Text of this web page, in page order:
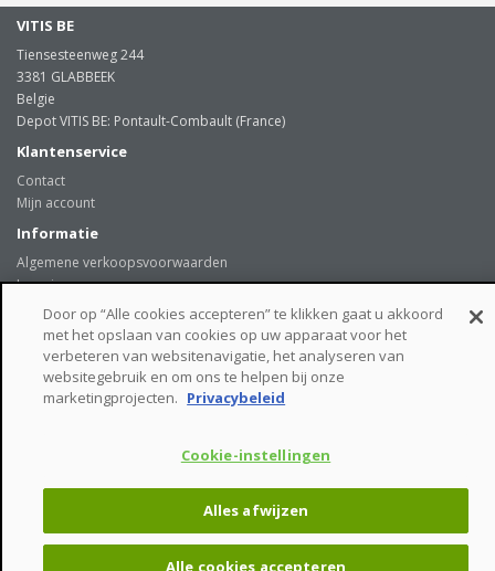
VITIS BE
Tiensesteenweg 244
3381 GLABBEEK
Belgie
Depot VITIS BE: Pontault-Combault (France)
Klantenservice
Contact
Mijn account
Informatie
Algemene verkoopsvoorwaarden
Levering
Onze klanten getuigen
Privacybeleid
Links
beveiligde betaalmogelijkheden
Door op “Alle cookies accepteren” te klikken gaat u akkoord
met het opslaan van cookies op uw apparaat voor het
verbeteren van websitenavigatie, het analyseren van
websitegebruik en om ons te helpen bij onze
marketingprojecten. Privacybeleid
Cookie-instellingen
Alles afwijzen
Alle cookies accepteren